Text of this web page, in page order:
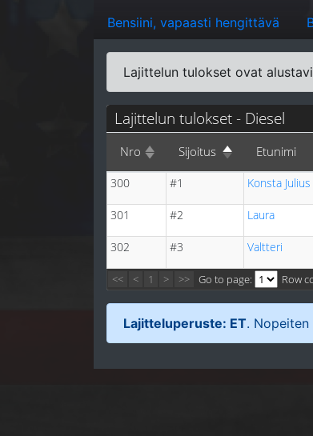
Bensiini, vapaasti hengittävä
Lajittelun tulokset ovat
Lajittelun tulokset - Diesel
Nro Sijoitus Etunimi
300 #1 Konsta Julius
301
#2 Laura
302
#3 Valtteri
<< < 1 > >> Go to page: Row
Lajitteluperuste: ET.